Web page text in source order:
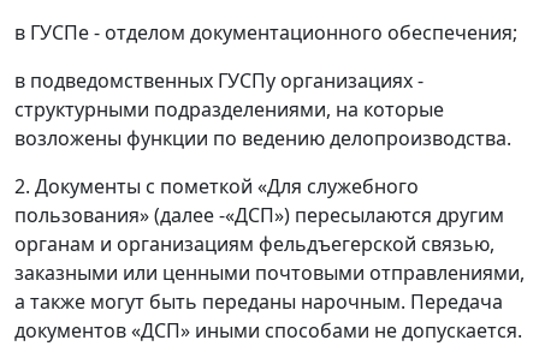
в ГУСПе - отделом документационного обеспечения;
в подведомственных ГУСПу организациях -
структурными подразделениями, на которые
возложены функции по ведению делопроизводства.
2. Документы с пометкой «Для служебного
пользования» (далее -«ДСП») пересылаются другим
органам и организациям фельдъегерской связью,
заказными или ценными почтовыми отправлениями,
а также могут быть переданы нарочным. Передача
документов «ДСП» иными способами не допускается.